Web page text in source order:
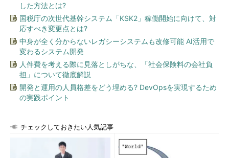
した方法とは?
国税庁の次世代基幹システム「KSK2」稼働開始に向けて、対
応すべき変更点とは?
中身が全く分からないレガシーシステムも改修可能 AI活用で
変わるシステム開発
人件費を考える際に見落としがちな、「社会保険料の会社負
担」について徹底解説
開発と運用の人員格差をどう埋める? DevOpsを実現するため
の実践ポイント
チェックしておきたい人気記事